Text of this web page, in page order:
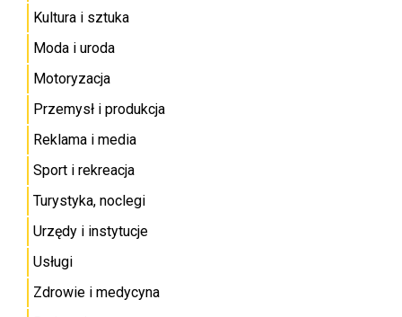
Kultura i sztuka
Moda i uroda
Motoryzacja
Przemysł i produkcja
Reklama i media
Sport i rekreacja
Turystyka, noclegi
Urzędy i instytucje
Usługi
Zdrowie i medycyna